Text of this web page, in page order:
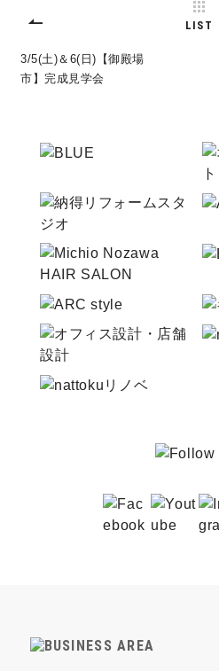
3/5(土)＆6(日)【御殿場
市】完成見学会
LIST